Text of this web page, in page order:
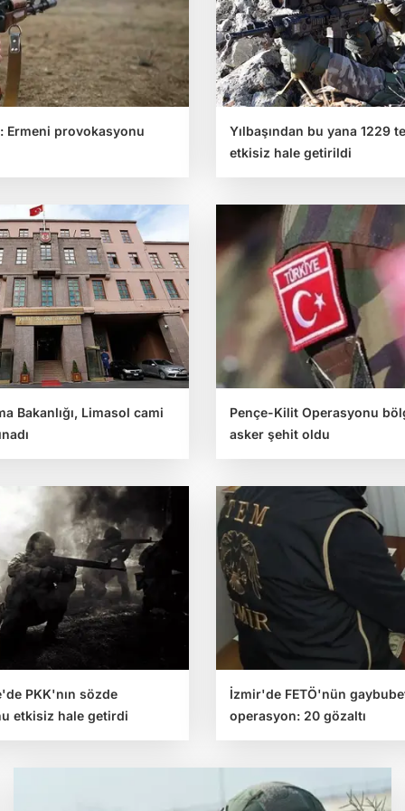
Ermeni provokasyonu
Yılbaşından bu yana 1229
etkisiz hale getirildi
Bakanlığı, Limasol cami
Pençe-Kilit Operasyonu
asker şehit oldu
PKK'nın sözde
etkisiz hale getirdi
İzmir'de FETÖ'nün
operasyon: 20 gözaltı